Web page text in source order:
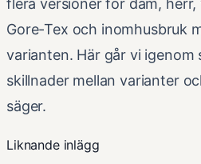
flera versioner för dam,
Gore-Tex och inomhusbruk
varianten. Här går vi igenom
skillnader mellan varianter
säger.
Liknande inlägg